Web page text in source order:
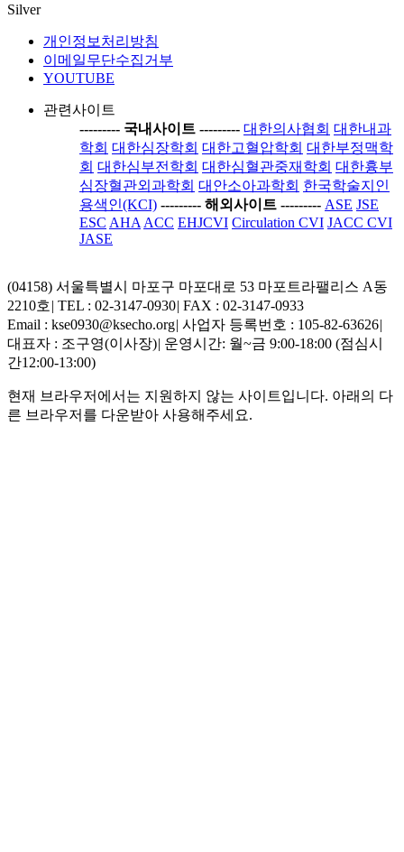
Silver
개인정보처리방침
이메일무단수집거부
YOUTUBE
관련사이트
--------- 국내사이트 --------- 대한의사협회 대한내과
학회 대한심장학회 대한고혈압학회 대한부정맥학
회 대한심부전학회 대한심혈관중재학회 대한흉부
심장혈관외과학회 대안소아과학회 한국학술지인
용색인(KCI) --------- 해외사이트 --------- ASE JSE
ESC AHA ACC EHJCVI Circulation CVI JACC CVI
JASE
(04158) 서울특별시 마포구 마포대로 53 마포트라팰리스 A동
2210호 | TEL : 02-3147-0930| FAX : 02-3147-0933
Email : kse0930@ksecho.org| 사업자 등록번호 : 105-82-63626|
대표자 : 조구영(이사장)| 운영시간: 월~금 9:00-18:00 (점심시
간12:00-13:00)
현재 브라우저에서는 지원하지 않는 사이트입니다. 아래의 다
른 브라우저를 다운받아 사용해주세요.